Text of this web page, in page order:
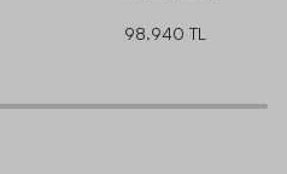
98.940 TL